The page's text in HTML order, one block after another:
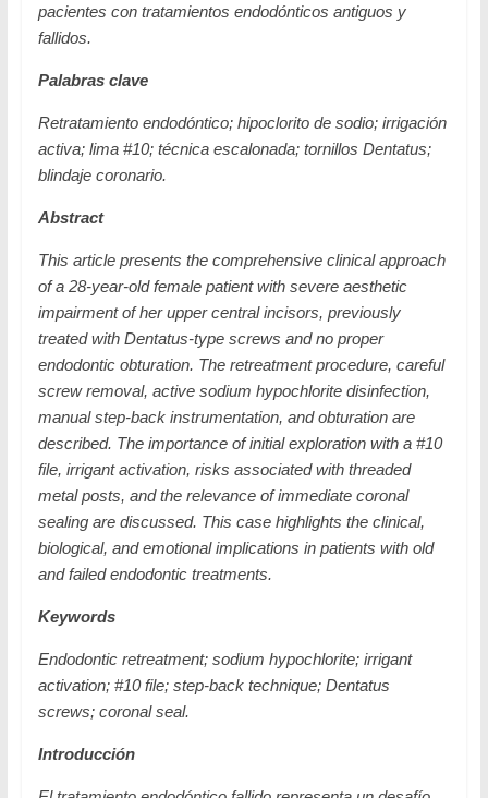
pacientes con tratamientos endodónticos antiguos y
fallidos.
Palabras clave
Retratamiento endodóntico; hipoclorito de sodio; irrigación
activa; lima #10; técnica escalonada; tornillos Dentatus;
blindaje coronario.
Abstract
This article presents the comprehensive clinical approach
of a 28-year-old female patient with severe aesthetic
impairment of her upper central incisors, previously
treated with Dentatus-type screws and no proper
endodontic obturation. The retreatment procedure, careful
screw removal, active sodium hypochlorite disinfection,
manual step-back instrumentation, and obturation are
described. The importance of initial exploration with a #10
file, irrigant activation, risks associated with threaded
metal posts, and the relevance of immediate coronal
sealing are discussed. This case highlights the clinical,
biological, and emotional implications in patients with old
and failed endodontic treatments.
Keywords
Endodontic retreatment; sodium hypochlorite; irrigant
activation; #10 file; step-back technique; Dentatus
screws; coronal seal.
Introducción